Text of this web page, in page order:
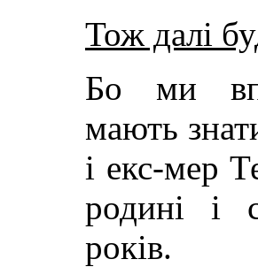
Тож далі
Бо ми
мають
і екс-мер
родині і
років.